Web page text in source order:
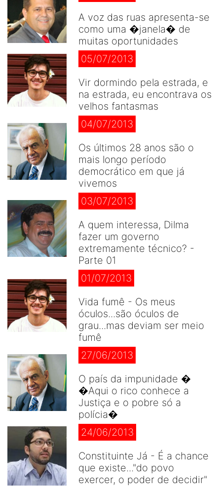
A voz das ruas apresenta-se
como uma �janela� de
muitas oportunidades
05/07/2013
Vir dormindo pela estrada, e
na estrada, eu encontrava os
velhos fantasmas
04/07/2013
Os últimos 28 anos são o
mais longo período
democrático em que já
vivemos
03/07/2013
A quem interessa, Dilma
fazer um governo
extremamente técnico? -
Parte 01
01/07/2013
Vida fumê - Os meus
óculos...são óculos de
grau...mas deviam ser meio
fumê
27/06/2013
O país da impunidade �
�Aqui o rico conhece a
Justiça e o pobre só a
polícia�
24/06/2013
Constituinte Já - É a chance
que existe..."do povo
exercer, o poder de decidir"